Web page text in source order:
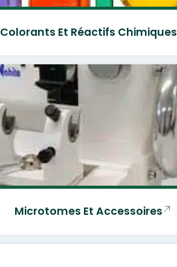
Colorants Et Réactifs Chimiques
Microtomes Et Accessoires